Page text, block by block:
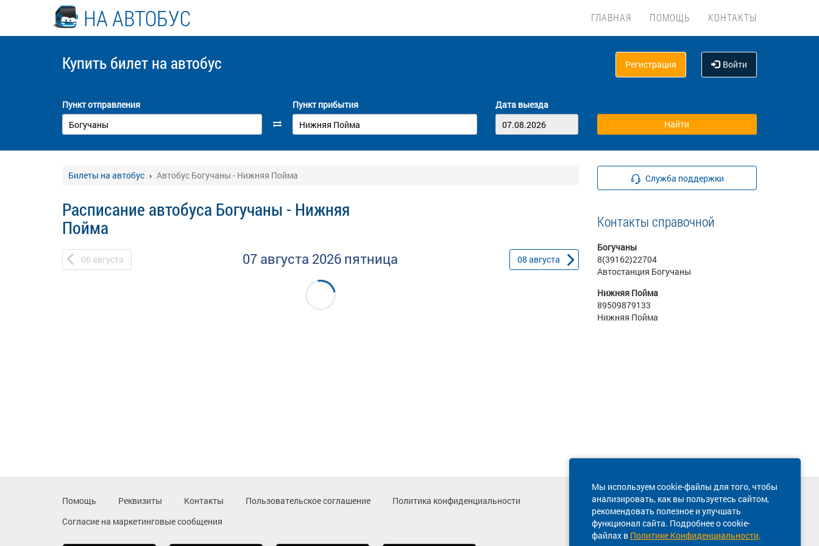
НА АВТОБУС ГЛАВНАЯ ПОМОЩЬ КОНТАКТЫ
Купить билет на автобус Регистрация Войти
Пункт отправления Пункт прибытия Дата выезда
Билеты на автобус Автобус Богучаны - Нижняя Пойма
Расписание автобуса Богучаны - Нижняя
Пойма
06 августа 07 августа 2026 пятница 08 августа
Служба поддержки
Контакты справочной
Богучаны
8(39162)22704
Автостанция Богучаны
Нижняя Пойма
89509879133
Нижняя Пойма
Мы используем cookie-файлы для того, чтобы
анализировать, как вы пользуетесь сайтом,
рекомендовать полезное и улучшать
функционал сайта. Подробнее о cookie-
файлах в Политике Конфиденциальности.
Помощь Реквизиты Контакты Пользовательское соглашение
Политика конфиденциальности
Согласие на маркетинговые сообщения
Техническая поддержка сайта
8 800 600-03-38